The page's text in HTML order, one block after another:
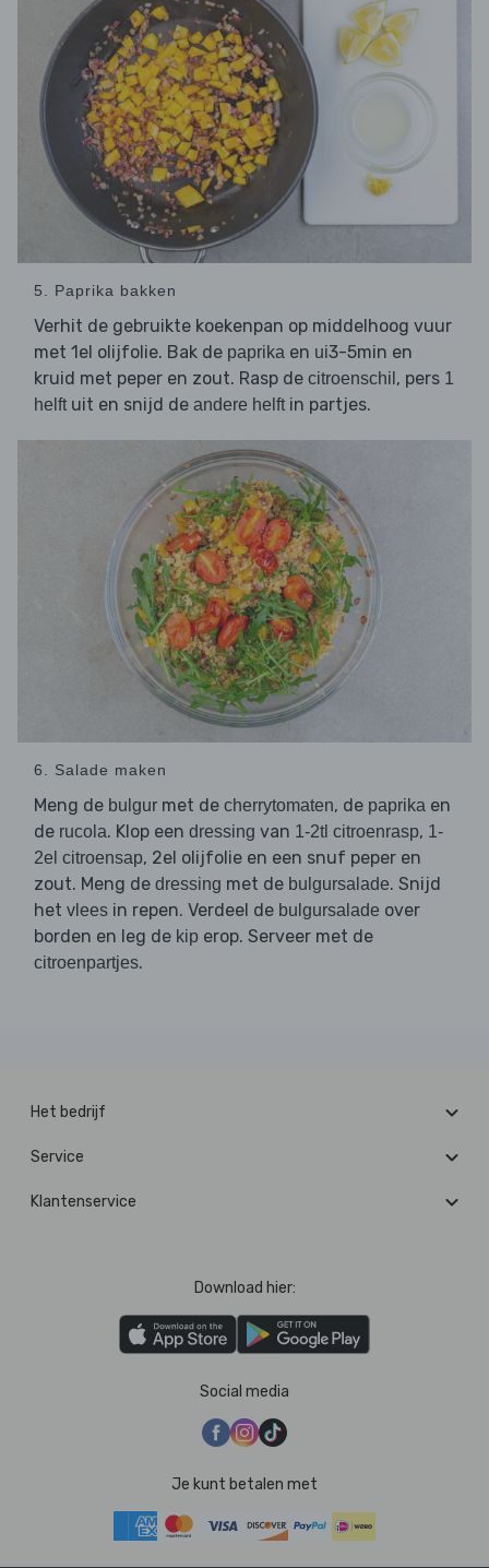
5. Paprika bakken
Verhit de gebruikte koekenpan op middelhoog vuur
met 1el olijfolie. Bak de paprika en ui3-5min en
kruid met peper en zout. Rasp de citroenschil , pers 1
helftuit en snijd de andere helftin partjes.
6. Salade maken
Meng de bulgur met de cherrytomaten, de paprika en
de rucola. Klop een dressing van 1-2tl citroenrasp, 1-
2el citroensap, 2el olijfolie en een snuf peper en
zout. Meng de dressing met de bulgursalade. Snijd
het vlees in repen. Verdeel de bulgursalade over
borden en leg de kip erop. Serveer met de
citroenpartjes.
Het bedrijf
Service
Klantenservice
Download hier:
Social media
Je kunt betalen met